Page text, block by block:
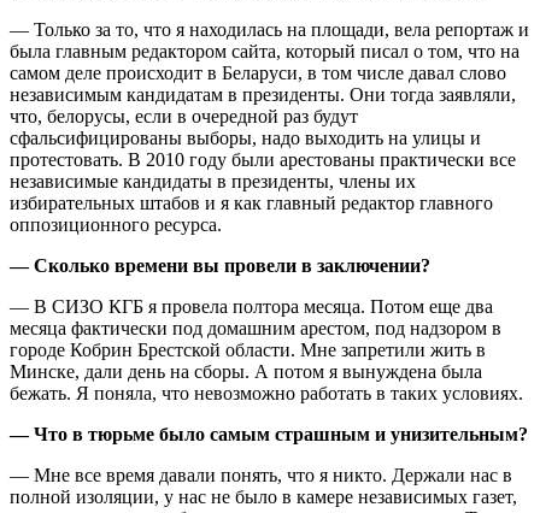
— Только за то, что я находилась на площади, вела репортаж и
была главным редактором сайта, который писал о том, что на
самом деле происходит в Беларуси, в том числе давал слово
независимым кандидатам в президенты. Они тогда заявляли,
что, белорусы, если в очередной раз будут
сфальсифицированы выборы, надо выходить на улицы и
протестовать. В 2010 году были арестованы практически все
независимые кандидаты в президенты, члены их
избирательных штабов и я как главный редактор главного
оппозиционного ресурса.
— Сколько времени вы провели в заключении?
— В СИЗО КГБ я провела полтора месяца. Потом еще два
месяца фактически под домашним арестом, под надзором в
городе Кобрин Брестской области. Мне запретили жить в
Минске, дали день на сборы. А потом я вынуждена была
бежать. Я поняла, что невозможно работать в таких условиях.
— Что в тюрьме было самым страшным и унизительным?
— Мне все время давали понять, что я никто. Держали нас в
полной изоляции, у нас не было в камере независимых газет,